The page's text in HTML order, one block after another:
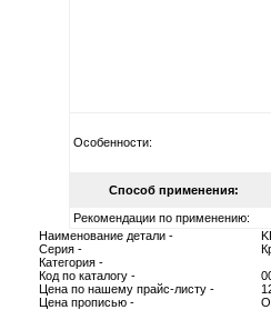
Особенности:
Способ применения:
Рекомендации по применению:
Наименование детали -
Серия -
Категория -
Код по каталогу -
Цена по нашему прайс-листу -
Цена прописью -